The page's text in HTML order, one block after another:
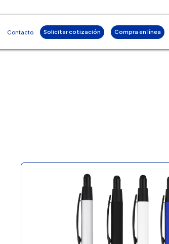
Contacto Solicitar cotización Compra en línea